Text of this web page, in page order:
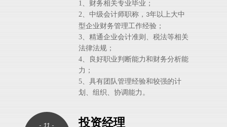
1 、财务相关专业毕业；
2、中级会计师职称， 3年以上大中
型企业财务管理工作经验；
3、精通企业会计准则、税法等相关
法律法规；
4、良好职业判断能力和财务分析能
力；
5、具有团队管理经验和较强的计
划、组织、协调能力。
- 11 -
投资经理